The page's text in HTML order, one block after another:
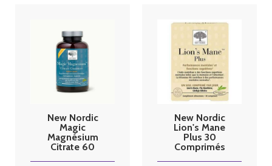
New Nordic
Magic
Magnésium
Citrate 60
New Nordic
Lion's Mane
Plus 30
Comprimés